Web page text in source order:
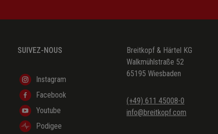
SUIVEZ-NOUS
Instagram
Facebook
Youtube
Podigee
Breitkopf & Härtel KG
Walkmühlstraße 52
65195 Wiesbaden
(+49) 611 45008-0
info@breitkopf.com